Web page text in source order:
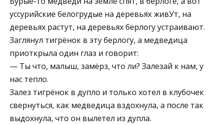
уссурийские белогрудые на деревьях живУт, на
деревьях растут, на деревьях берлогу устраивают.
Заглянул тигрёнок в эту берлогу, а медведица
приоткрыла один глаз и говорит:
— Ты что, малыш, замёрз, что ли? Залезай к нам, у
нас тепло.
Залез тигрёнок в дупло и только хотел в клубочек
свернуться, как медведица вздохнула, а после так
выдохнула, что он вылетел из дупла.